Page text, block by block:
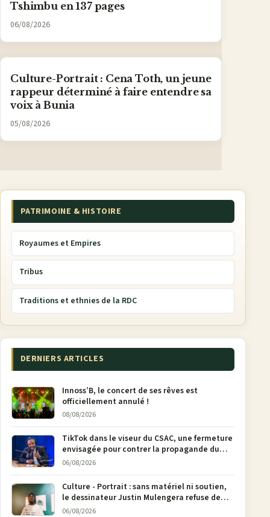
Tshimbu en 137 pages
06/08/2026
Culture-Portrait : Cena Toth, un jeune
rappeur déterminé à faire entendre sa
voix à Bunia
05/08/2026
PATRIMOINE & HISTOIRE
Royaumes et Empires
Tribus
Traditions et ethnies de la RDC
DERNIERS ARTICLES
Innoss’B, le concert de ses rêves est
officiellement annulé !
08/08/2026
TikTok dans le viseur du CSAC, une fermeture
envisagée pour contrer la propagande du
M23
06/08/2026
Culture - Portrait : sans matériel ni soutien,
le dessinateur Justin Mulengera refuse de
poser son crayon
06/08/2026